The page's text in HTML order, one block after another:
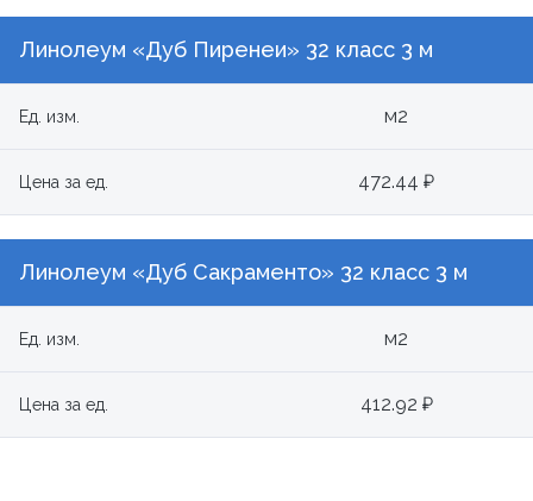
Линолеум «Дуб Пиренеи» 32 класс 3 м
Ед. изм. м2
Цена за ед. 472.44 ₽
Линолеум «Дуб Сакраменто» 32 класс 3 м
Ед. изм. м2
Цена за ед. 412.92 ₽